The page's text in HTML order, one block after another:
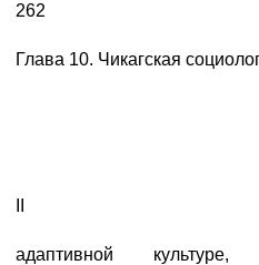
262
Глава 10. Чикагская
адаптивной